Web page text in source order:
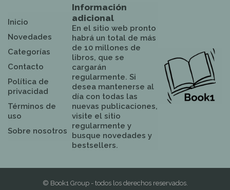
Inicio
Novedades
Categorías
Contacto
Política de
privacidad
Términos de
uso
Sobre nosotros
Información
adicional
En el sitio web pronto
habrá un total de más
de 10 millones de
libros, que se
cargarán
regularmente. Si
desea mantenerse al
día con todas las
nuevas publicaciones,
visite el sitio
regularmente y
busque novedades y
bestsellers.
© Book1 Group - todos los derechos reservados.